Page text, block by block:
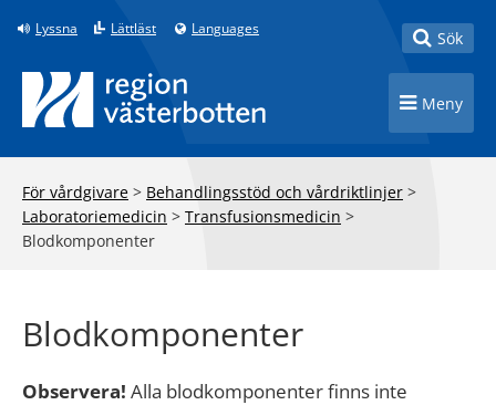
Till innehåll på sidan
Lyssna Lättläst Languages Toggle
Sök
Toggle
Meny
För vårdgivare > Behandlingsstöd och vårdriktlinjer >
Laboratoriemedicin > Transfusionsmedicin >
Blodkomponenter
Blodkomponenter
Observera! Alla blodkomponenter finns inte